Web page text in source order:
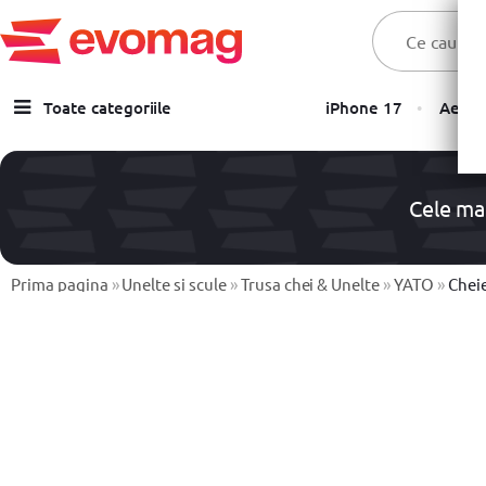
Toate categoriile
Laptopuri
Componente PC & Gaming
iPhone 17 Aer
Cele
Prima pagina »Unelte si scule »Trusa chei & Unelte »YATO »Cheie